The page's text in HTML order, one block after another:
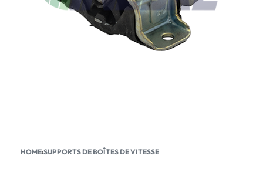
HOME›SUPPORTS DE BOÎTES DE VITESSE